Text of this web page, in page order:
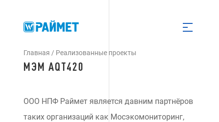
Главная / Реализованные проекты
МЭМ AQT420
ООО НПФ Раймет является давним партнёров
таких организаций как Мосэкомониторинг,